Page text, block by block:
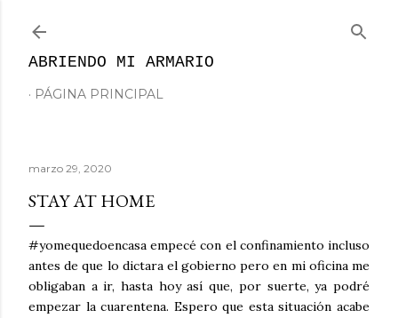
ABRIENDO MI ARMARIO
PÁGINA PRINCIPAL
marzo 29, 2020
STAY AT HOME
#yomequedoencasa empecé con el confinamiento incluso
antes de que lo dictara el gobierno pero en mi oficina me
obligaban a ir, hasta hoy así que, por suerte, ya podré
empezar la cuarentena. Espero que esta situación acabe